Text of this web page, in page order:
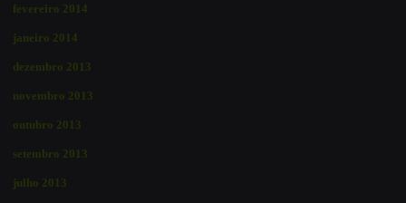
fevereiro 2014
janeiro 2014
dezembro 2013
novembro 2013
outubro 2013
setembro 2013
julho 2013